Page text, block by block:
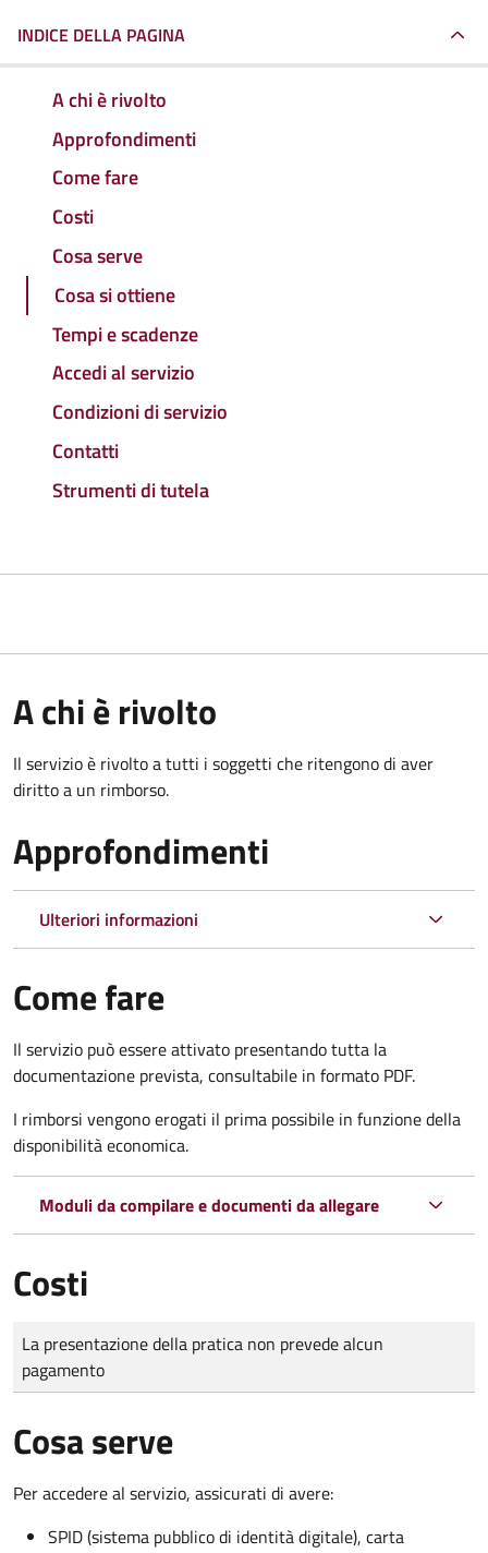
INDICE DELLA PAGINA
A chi è rivolto
Approfondimenti
Come fare
Costi
Cosa serve
Cosa si ottiene
Tempi e scadenze
Accedi al servizio
Condizioni di servizio
Contatti
Strumenti di tutela
A chi è rivolto
Il servizio è rivolto a tutti i soggetti che ritengono di aver
diritto a un rimborso.
Approfondimenti
Ulteriori informazioni
Come fare
Il servizio può essere attivato presentando tutta la
documentazione prevista, consultabile in formato PDF.
I rimborsi vengono erogati il prima possibile in funzione della
disponibilità economica.
Moduli da compilare e documenti da allegare
Costi
Tipo di pagamento
Importo
La presentazione della pratica non prevede alcun
pagamento
Cosa serve
Per accedere al servizio, assicurati di avere:
SPID (sistema pubblico di identità digitale), carta